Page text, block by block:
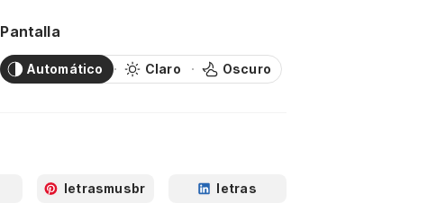
Pantalla
Automático Claro Oscuro
letrasmusbr letras